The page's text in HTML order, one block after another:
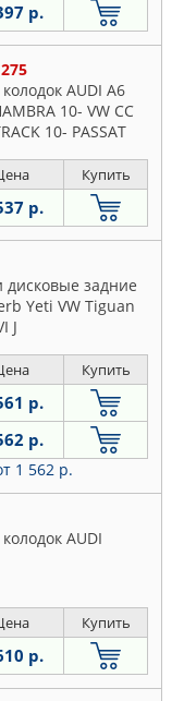
р.
AUDI A6
10- VW CC
10- PASSAT
Купить
р.
задние
Yeti VW Tiguan
J
Купить
р.
р.
1 562 р.
AUDI
Купить
р.